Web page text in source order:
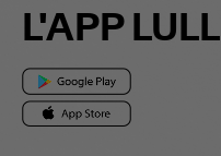
L'APP LULLI